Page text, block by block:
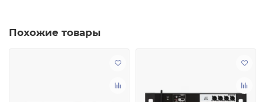
Похожие товары